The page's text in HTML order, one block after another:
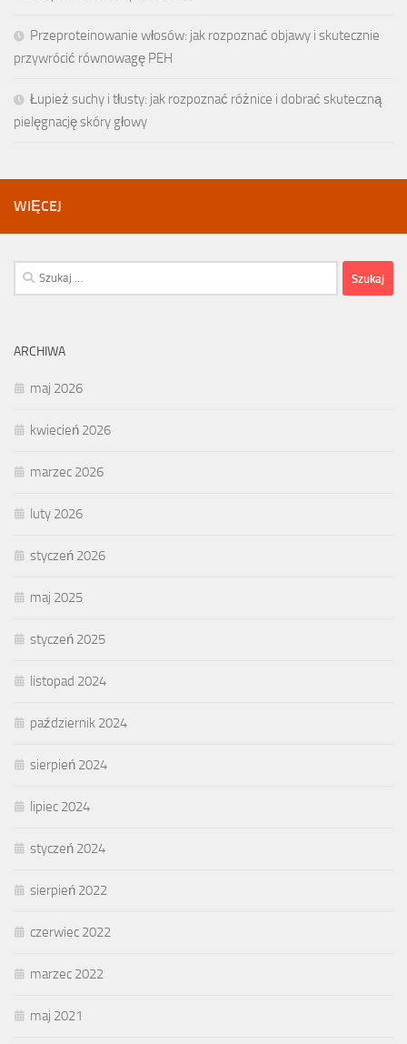
Przeproteinowanie włosów: jak rozpoznać objawy i skutecznie
przywrócić równowagę PEH
Łupież suchy i tłusty: jak rozpoznać różnice i dobrać skuteczną
pielęgnację skóry głowy
WIĘCEJ
Szukaj:
ARCHIWA
maj 2026
kwiecień 2026
marzec 2026
luty 2026
styczeń 2026
maj 2025
styczeń 2025
listopad 2024
październik 2024
sierpień 2024
lipiec 2024
styczeń 2024
sierpień 2022
czerwiec 2022
marzec 2022
maj 2021